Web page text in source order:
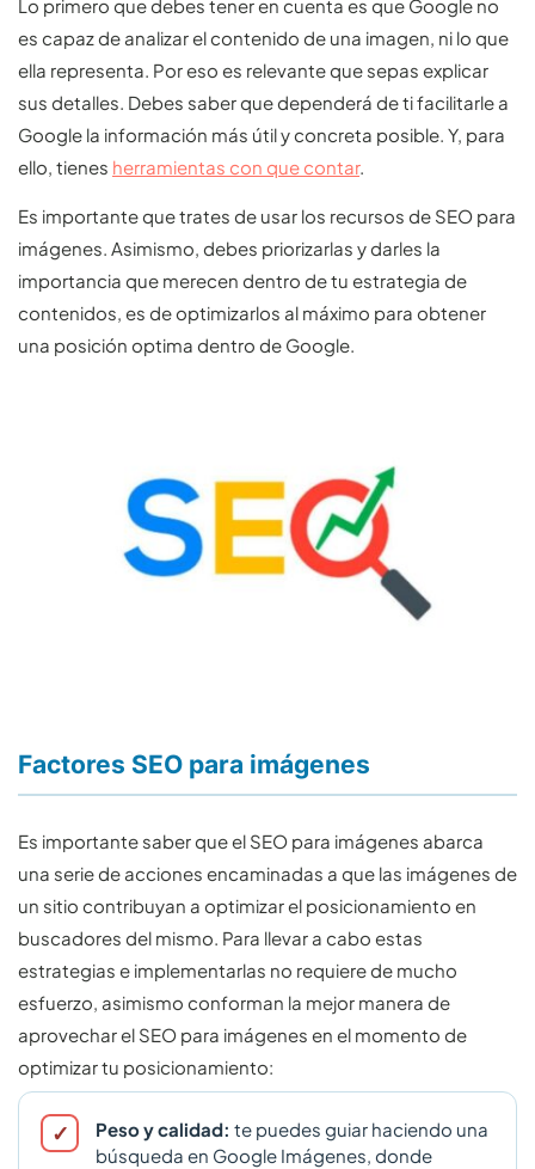
Lo primero que debes tener en cuenta es que Google no
es capaz de analizar el contenido de una imagen, ni lo que
ella representa. Por eso es relevante que sepas explicar
sus detalles. Debes saber que dependerá de ti facilitarle a
Google la información más útil y concreta posible. Y, para
ello, tienes herramientas con que contar.
Es importante que trates de usar los recursos de SEO para
imágenes. Asimismo, debes priorizarlas y darles la
importancia que merecen dentro de tu estrategia de
contenidos, es de optimizarlos al máximo para obtener
una posición optima dentro de Google.
Factores SEO para imágenes
Es importante saber que el SEO para imágenes abarca
una serie de acciones encaminadas a que las imágenes de
un sitio contribuyan a optimizar el posicionamiento en
buscadores del mismo. Para llevar a cabo estas
estrategias e implementarlas no requiere de mucho
esfuerzo, asimismo conforman la mejor manera de
aprovechar el SEO para imágenes en el momento de
optimizar tu posicionamiento:
Peso y calidad: te puedes guiar haciendo una
búsqueda en Google Imágenes, donde